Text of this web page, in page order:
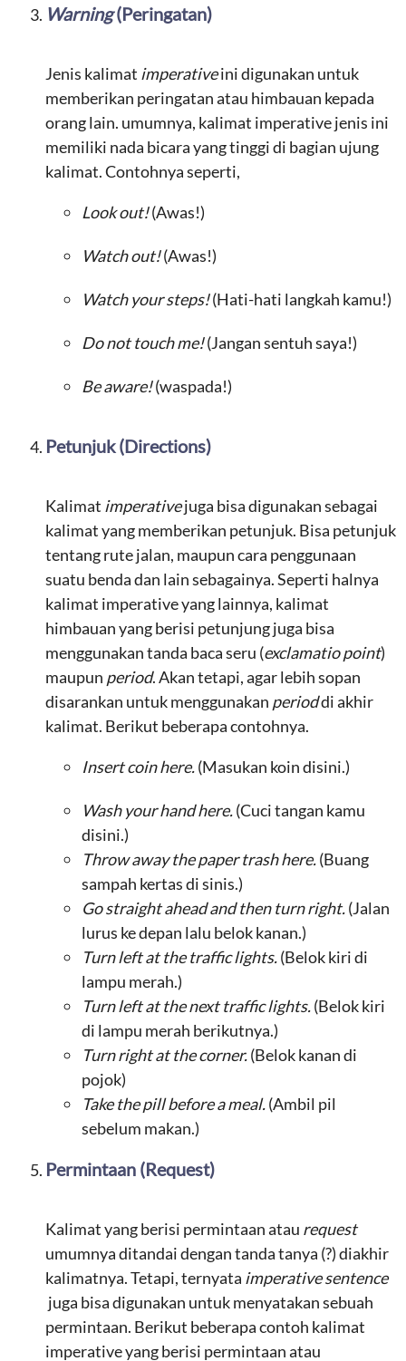
Warning(Peringatan)
Jenis kalimat imperativeini digunakan untuk
memberikan peringatan atau himbauan kepada
orang lain. umumnya, kalimat imperative jenis ini
memiliki nada bicara yang tinggi di bagian ujung
kalimat. Contohnya seperti,
Look out!(Awas!)
Watch out!(Awas!)
Watch your steps!(Hati-hati langkah kamu!)
Do not touch me!(Jangan sentuh saya!)
Be aware!(waspada!)
Petunjuk (Directions)
Kalimat imperativejuga bisa digunakan sebagai
kalimat yang memberikan petunjuk. Bisa petunjuk
tentang rute jalan, maupun cara penggunaan
suatu benda dan lain sebagainya. Seperti halnya
kalimat imperative yang lainnya, kalimat
himbauan yang berisi petunjung juga bisa
menggunakan tanda baca seru (exclamatio point)
maupun period. Akan tetapi, agar lebih sopan
disarankan untuk menggunakan perioddi akhir
kalimat. Berikut beberapa contohnya.
Insert coin here.(Masukan koin disini.)
Wash your hand here.(Cuci tangan kamu
disini.)
Throw away the paper trash here.(Buang
sampah kertas di sinis.)
Go straight ahead and then turn right.(Jalan
lurus ke depan lalu belok kanan.)
Turn left at the traffic lights.(Belok kiri di
lampu merah.)
Turn left at the next traffic lights.(Belok kiri
di lampu merah berikutnya.)
Turn right at the corner.(Belok kanan di
pojok)
Take the pill before a meal.(Ambil pil
sebelum makan.)
Permintaan (Request)
Kalimat yang berisi permintaan atau request
umumnya ditandai dengan tanda tanya (?) diakhir
kalimatnya. Tetapi, ternyata imperative sentence
juga bisa digunakan untuk menyatakan sebuah
permintaan. Berikut beberapa contoh kalimat
imperative yang berisi permintaan atau